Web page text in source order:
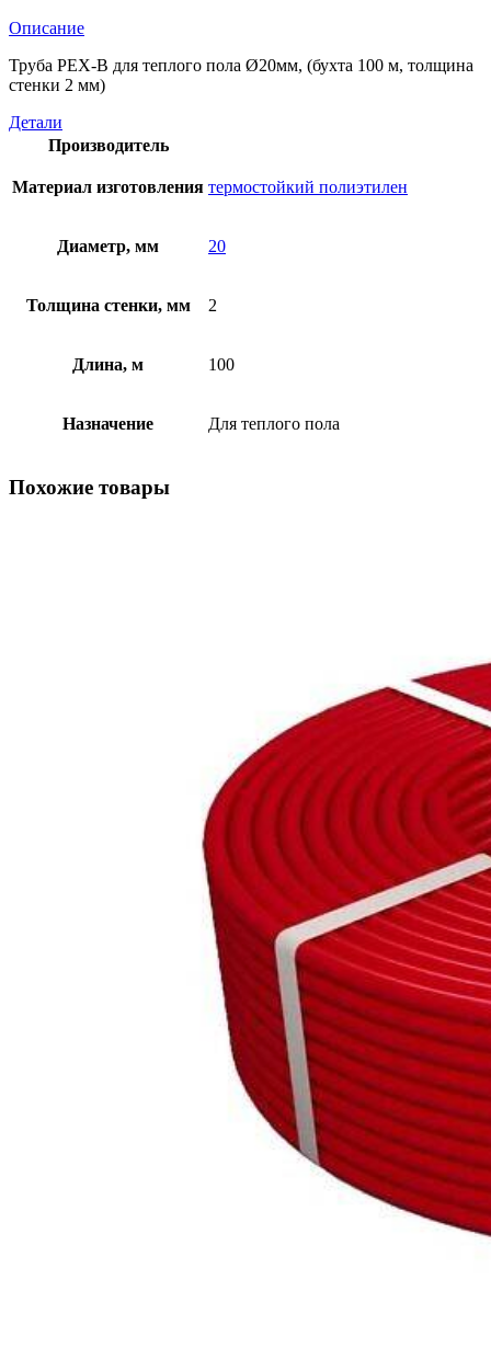
Описание
Труба PEX-B для теплого пола Ø20мм, (бухта 100 м, толщина
стенки 2 мм)
Детали
Производитель
Материал изготовления термостойкий полиэтилен
Диаметр, мм 20
Толщина стенки, мм 2
Длина, м 100
Назначение Для теплого пола
Похожие товары